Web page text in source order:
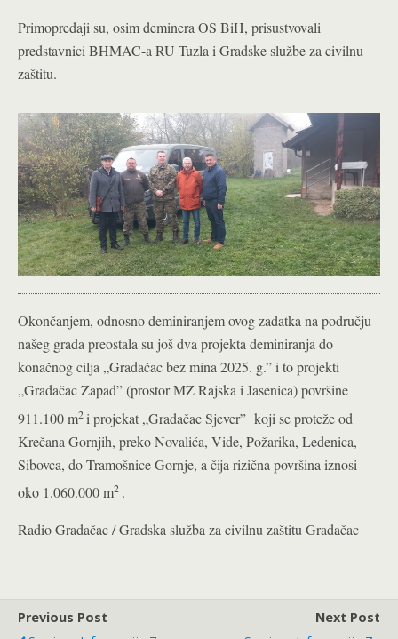
Primopredaji su, osim deminera OS BiH, prisustvovali
predstavnici BHMAC-a RU Tuzla i Gradske službe za civilnu
zaštitu.
Okončanjem, odnosno deminiranjem ovog zadatka na području
našeg grada preostala su još dva projekta deminiranja do
konačnog cilja „Gradačac bez mina 2025. g.” i to projekti
„Gradačac Zapad” (prostor MZ Rajska i Jasenica) površine
911.100 m2i projekat „Gradačac Sjever” koji se proteže od
Krečana Gornjih, preko Novalića, Vide, Požarika, Ledenica,
Sibovca, do Tramošnice Gornje, a čija rizična površina iznosi
oko 1.060.000 m2 .
Radio Gradačac / Gradska služba za civilnu zaštitu Gradačac
Previous Post
Next Post